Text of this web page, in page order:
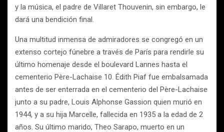
y la música, el padre de Villaret Thouvenin, sin embargo, le
dará una bendición final.
Una multitud inmensa de admiradores se congregó en un
extenso cortejo fúnebre a través de París para rendirle su
último homenaje desde el boulevard Lannes hasta el
cementerio Père-Lachaise 10. Édith Piaf fue embalsamada
antes de ser enterrada en el cementerio del Père-Lachaise
junto a su padre, Louis Alphonse Gassion quien murió en
1944, y a su hija Marcelle, fallecida en 1935 a la edad de 2
años. Su último marido, Theo Sarapo, muerto en un